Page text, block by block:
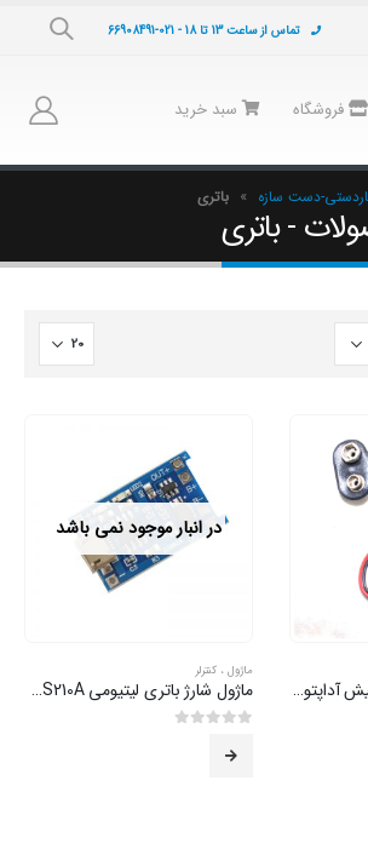
تماس از ساعت 13 تا 18 - 021-66908491
فروشگاه سبد خرید
دست سازه » باتری
- باتری
تبدیل باتری کتابی به فیش آداپتوری
در انبار موجود نمی باشد
ماژول ، کنترلر
ماژول شارژ باتری لیتیومی WKS210A